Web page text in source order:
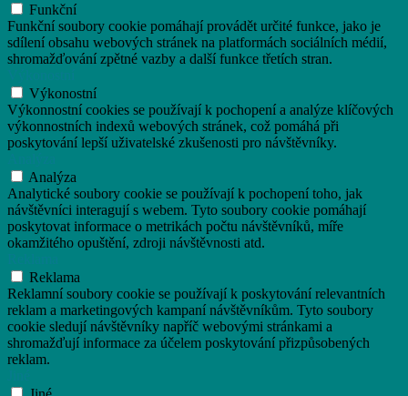
Funkční
Funkční soubory cookie pomáhají provádět určité funkce, jako je
sdílení obsahu webových stránek na platformách sociálních médií,
shromažďování zpětné vazby a další funkce třetích stran.
Výkonostní
Výkonnostní cookies se používají k pochopení a analýze klíčových
výkonnostních indexů webových stránek, což pomáhá při
poskytování lepší uživatelské zkušenosti pro návštěvníky.
Analýza
Analytické soubory cookie se používají k pochopení toho, jak
návštěvníci interagují s webem. Tyto soubory cookie pomáhají
poskytovat informace o metrikách počtu návštěvníků, míře
okamžitého opuštění, zdroji návštěvnosti atd.
Reklama
Reklamní soubory cookie se používají k poskytování relevantních
reklam a marketingových kampaní návštěvníkům. Tyto soubory
cookie sledují návštěvníky napříč webovými stránkami a
shromažďují informace za účelem poskytování přizpůsobených
reklam.